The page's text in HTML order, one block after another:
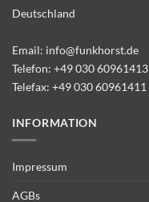
Deutschland
Email: info@funkhorst.de
Telefon: +49 030 60961413
Telefax: +49 030 60961411
INFORMATION
Impressum
AGBs